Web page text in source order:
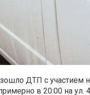
ДТП с
в 20:00 на ул.